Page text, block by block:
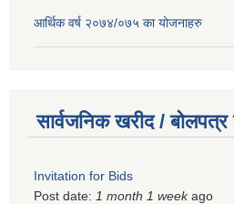
आर्थिक वर्ष २०७४/०७५ का योजनाहरु
सार्वजनिक खरीद /
Invitation for Bids
Post date: 1 month 1 weekago